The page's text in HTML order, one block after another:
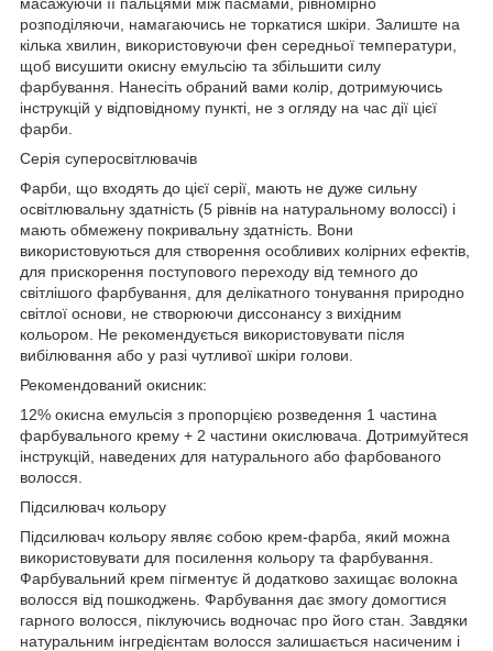
розподіляючи, намагаючись не торкатися шкіри. Залиште на
кілька хвилин, використовуючи фен середньої температури,
щоб висушити окисну емульсію та збільшити силу
фарбування. Нанесіть обраний вами колір, дотримуючись
інструкцій у відповідному пункті, не з огляду на час дії цієї
фарби.
Серія суперосвітлювачів
Фарби, що входять до цієї серії, мають не дуже сильну
освітлювальну здатність (5 рівнів на натуральному волоссі) і
мають обмежену покривальну здатність. Вони
використовуються для створення особливих колірних ефектів,
для прискорення поступового переходу від темного до
світлішого фарбування, для делікатного тонування природно
світлої основи, не створюючи диссонансу з вихідним
кольором. Не рекомендується використовувати після
вибілювання або у разі чутливої шкіри голови.
Рекомендований окисник:
12% окисна емульсія з пропорцією розведення 1 частина
фарбувального крему + 2 частини окислювача.
Дотримуйтеся
інструкцій, наведених для натурального або фарбованого
волосся.
Підсилювач кольору
Підсилювач кольору являє собою крем-фарба, який можна
використовувати для посилення кольору та фарбування.
Фарбувальний крем пігментує й додатково захищає волокна
волосся від пошкоджень. Фарбування дає змогу домогтися
гарного волосся, піклуючись водночас про його стан. Завдяки
натуральним інгредієнтам волосся залишається насиченим і